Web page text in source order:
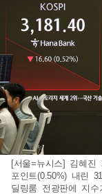
[서울=뉴시스] 김혜진
포인트(0.50%) 내린
딜링룸 전광판에 지